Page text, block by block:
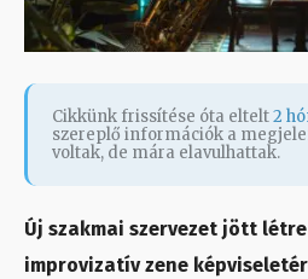
Cikkünk frissítése óta eltelt2
szereplő információk a
voltak, de mára elavulhattak.
Új szakmai szervezet jött
improvizatív zene